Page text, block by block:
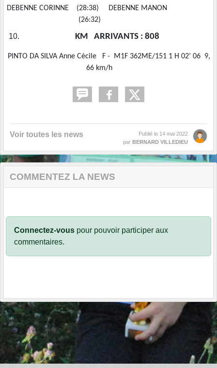
DEBENNE CORINNE (28:38) DEBENNE MANON
(26:32)
KM ARRIVANTS : 808
PINTO DA SILVA Anne Cécile F - M1F 362ME/151 1 H 02’ 06 9,
66 km/h
Voir toutes les news Publié le 14 mai 2022
par BERNARD VILLEDIEU
COMMENTEZ LA NEWS
Connectez-vous pour pouvoir participer aux
commentaires.